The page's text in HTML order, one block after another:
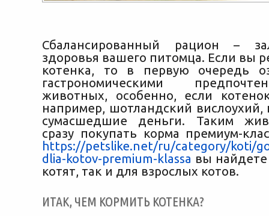
Сбалансированный рацион –
здоровья вашего питомца. Если вы
котенка, то в первую очередь
гастрономическими
животных, особенно, если
например, шотландский
сумасшедшие деньги. Таким
сразу покупать корма премиум-
https://petslike.net/ru/category/koti/
dlia-kotov-premium-klassa вы
котят, так и для взрослых котов.
ИТАК, ЧЕМ КОРМИТЬ КОТЕНКА?